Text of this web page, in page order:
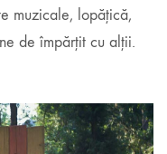
muzicale, lopățică,
de împărțit cu alții.